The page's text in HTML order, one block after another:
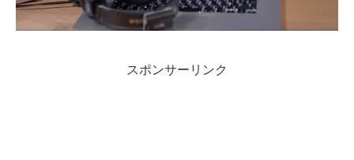
スポンサーリンク